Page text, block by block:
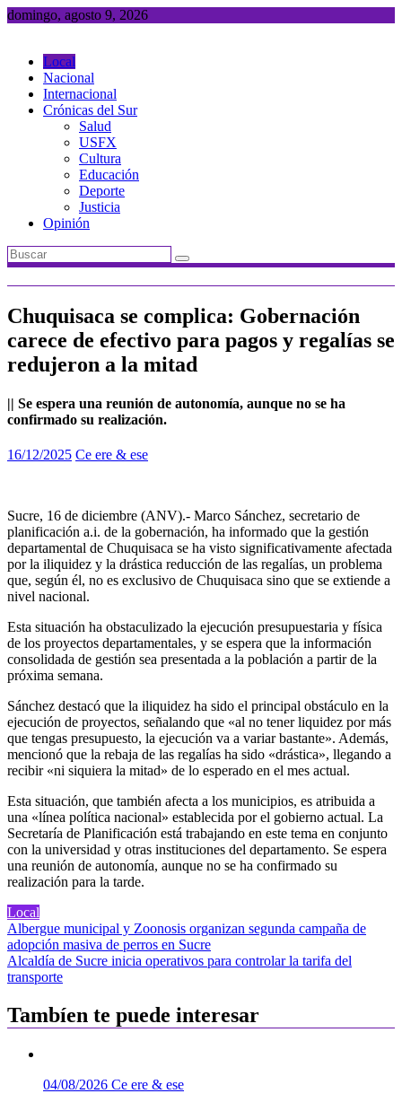
Saltar
domingo, agosto 9, 2026
Local
Nacional
Internacional
Crónicas del Sur
Salud
USFX
Cultura
Educación
Deporte
Justicia
Opinión
Chuquisaca se complica: Gobernación
carece de efectivo para pagos y regalías se
redujeron a la mitad
|| Se espera una reunión de autonomía, aunque no se ha
confirmado su realización.
16/12/2025 Ce ere & ese
Sucre, 16 de diciembre (ANV).- Marco Sánchez, secretario de
planificación a.i. de la gobernación, ha informado que la gestión
departamental de Chuquisaca se ha visto significativamente afectada
por la iliquidez y la drástica reducción de las regalías, un problema
que, según él, no es exclusivo de Chuquisaca sino que se extiende a
nivel nacional.
Esta situación ha obstaculizado la ejecución presupuestaria y física
de los proyectos departamentales, y se espera que la información
consolidada de gestión sea presentada a la población a partir de la
próxima semana.
Sánchez destacó que la iliquidez ha sido el principal obstáculo en la
ejecución de proyectos, señalando que «al no tener liquidez por más
que tengas presupuesto, la ejecución va a variar bastante». Además,
mencionó que la rebaja de las regalías ha sido «drástica», llegando a
recibir «ni siquiera la mitad» de lo esperado en el mes actual.
Esta situación, que también afecta a los municipios, es atribuida a
una «línea política nacional» establecida por el gobierno actual. La
Secretaría de Planificación está trabajando en este tema en conjunto
con la universidad y otras instituciones del departamento. Se espera
una reunión de autonomía, aunque no se ha confirmado su
realización para la tarde.
Local
Navegación
de
entradas
Albergue municipal y Zoonosis organizan segunda campaña de
adopción masiva de perros en Sucre
Alcaldía de Sucre inicia operativos para controlar la tarifa del
transporte
Tambíen te puede interesar
04/08/2026 Ce ere & ese